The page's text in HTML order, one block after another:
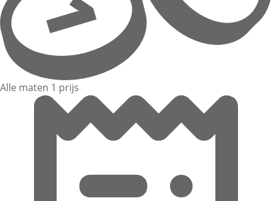
Alle maten 1 prijs